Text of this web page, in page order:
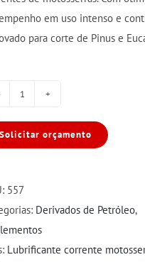
em uso intenso e
para corte de Pinus e
Unix
P/
Solicitar orçamento
557
Derivados de Petróleo,
Lubrificante corrente